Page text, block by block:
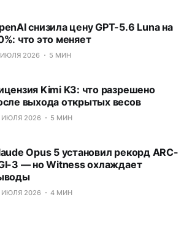
снизила цену GPT-5.6 Luna на
что это меняет
ИЮЛЯ 2026 5 МИН
Kimi K3: что разрешено
выхода открытых весов
ИЮЛЯ 2026 5 МИН
Opus 5 установил рекорд ARC-
3 — но Witness охлаждает
ИЮЛЯ 2026 4 МИН